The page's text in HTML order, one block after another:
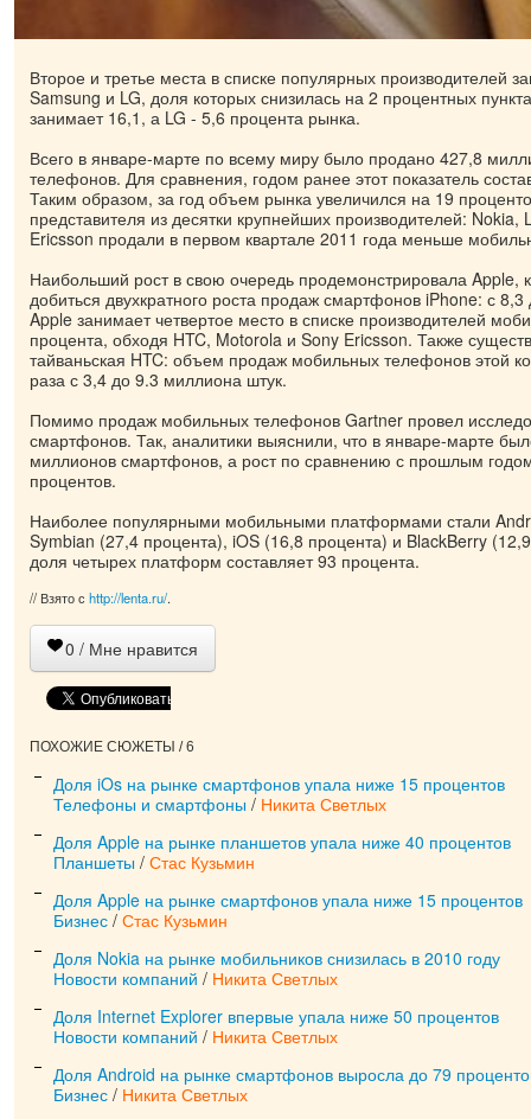
Второе и третье места в списке популярных производителей
Samsung и LG, доля которых снизилась на 2 процентных
занимает 16,1, а LG - 5,6 процента рынка.
Всего в январе-марте по всему миру было продано 427,8
телефонов. Для сравнения, годом ранее этот показатель
Таким образом, за год объем рынка увеличился на 19
представителя из десятки крупнейших производителей: Nokia,
Ericsson продали в первом квартале 2011 года меньше
Наибольший рост в свою очередь продемонстрировала Apple,
добиться двухкратного роста продаж смартфонов iPhone: с
Apple занимает четвертое место в списке производителей
процента, обходя HTC, Motorola и Sony Ericsson. Также
тайваньская HTC: объем продаж мобильных телефонов этой
раза с 3,4 до 9.3 миллиона штук.
Помимо продаж мобильных телефонов Gartner провел
смартфонов. Так, аналитики выяснили, что в январе-марте
миллионов смартфонов, а рост по сравнению с прошлым
процентов.
Наиболее популярными мобильными платформами стали
Symbian (27,4 процента), iOS (16,8 процента) и BlackBerry
доля четырех платформ составляет 93 процента.
// Взято с http://lenta.ru/.
0 / Мне нравится
ПОХОЖИЕ СЮЖЕТЫ / 6
Доля iOs на рынке смартфонов упала ниже 15 процентов
Телефоны и смартфоны / Никита Светлых
Доля Apple на рынке планшетов упала ниже 40 процентов
Планшеты / Стас Кузьмин
Доля Apple на рынке смартфонов упала ниже 15 процентов
Бизнес / Стас Кузьмин
Доля Nokia на рынке мобильников снизилась в 2010 году
Новости компаний / Никита Светлых
Доля Internet Explorer впервые упала ниже 50 процентов
Новости компаний / Никита Светлых
Доля Android на рынке смартфонов выросла до 79
Бизнес / Никита Светлых